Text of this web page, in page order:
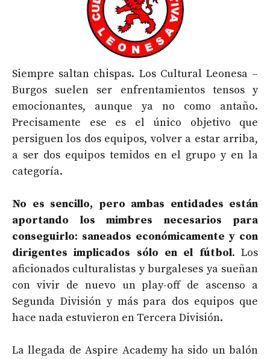
Siempre saltan chispas. Los Cultural Leonesa –
Burgos suelen ser enfrentamientos tensos y
emocionantes, aunque ya no como antaño.
Precisamente ese es el único objetivo que
persiguen los dos equipos, volver a estar arriba,
a ser dos equipos temidos en el grupo y en la
categoría.
No es sencillo, pero ambas entidades están
aportando los mimbres necesarios para
conseguirlo: saneados económicamente y con
dirigentes implicados sólo en el fútbol. Los
aficionados culturalistas y burgaleses ya sueñan
con vivir de nuevo un play-off de ascenso a
Segunda División y más para dos equipos que
hace nada estuvieron en Tercera División.
La llegada de Aspire Academy ha sido un balón